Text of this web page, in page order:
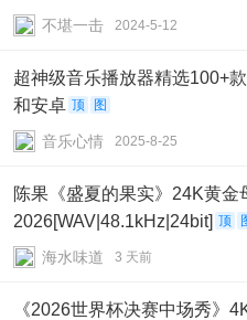
不堪一击 2024-5-12
超神级音乐播放器精选100+
和安卓 顶 图
音乐心情 2025-8-25
陈果《盛夏的果实》24K黄金
2026[WAV|48.1kHz|24bit] 顶
海水味道 3 天前
《2026世界杯决赛中场秀》